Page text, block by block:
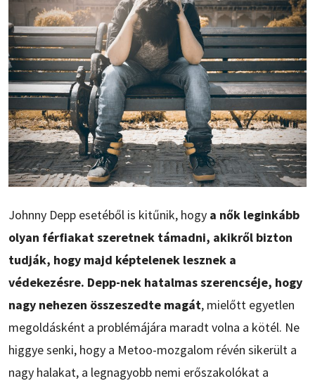
Johnny Depp esetéből is kitűnik, hogy a nők leginkább
olyan férfiakat szeretnek támadni, akikről bizton
tudják, hogy majd képtelenek lesznek a
védekezésre. Depp-nek hatalmas szerencséje, hogy
nagy nehezen összeszedte magát, mielőtt egyetlen
megoldásként a problémájára maradt volna a kötél. Ne
higgye senki, hogy a Metoo-mozgalom révén sikerült a
nagy halakat, a legnagyobb nemi erőszakolókat a